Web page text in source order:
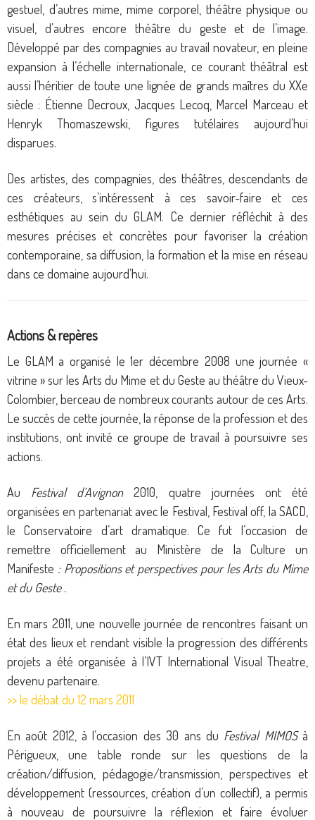
gestuel, d’autres mime, mime corporel, théâtre physique ou
visuel, d’autres encore théâtre du geste et de l’image.
Développé par des compagnies au travail novateur, en pleine
expansion à l’échelle internationale, ce courant théâtral est
aussi l’héritier de toute une lignée de grands maîtres du XXe
siècle : Étienne Decroux, Jacques Lecoq, Marcel Marceau et
Henryk Thomaszewski, figures tutélaires aujourd’hui
disparues.
Des artistes, des compagnies, des théâtres, descendants de
ces créateurs, s’intéressent à ces savoir-faire et ces
esthétiques au sein du GLAM. Ce dernier réfléchit à des
mesures précises et concrètes pour favoriser la création
contemporaine, sa diffusion, la formation et la mise en réseau
dans ce domaine aujourd’hui.
Actions & repères
Le GLAM a organisé le 1er décembre 2008 une journée «
vitrine » sur les Arts du Mime et du Geste au théâtre du Vieux-
Colombier, berceau de nombreux courants autour de ces Arts.
Le succès de cette journée, la réponse de la profession et des
institutions, ont invité ce groupe de travail à poursuivre ses
actions.
Au Festival d’Avignon2010, quatre journées ont été
organisées en partenariat avec le Festival, Festival off, la SACD,
le Conservatoire d’art dramatique. Ce fut l’occasion de
remettre officiellement au Ministère de la Culture un
Manifeste : Propositions et perspectives pour les Arts du Mime
et du Geste .
En mars 2011, une nouvelle journée de rencontres faisant un
état des lieux et rendant visible la progression des différents
projets a été organisée à l’IVT International Visual Theatre,
devenu partenaire.
>> le débat du 12 mars 2011
En août 2012, à l’occasion des 30 ans du Festival MIMOSà
Périgueux, une table ronde sur les questions de la
création/diffusion, pédagogie/transmission, perspectives et
développement (ressources, création d’un collectif), a permis
à nouveau de poursuivre la réflexion et faire évoluer